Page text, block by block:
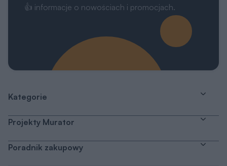
👍 informacje o nowościach i promocjach.
Kategorie
Projekty Murator
Poradnik zakupowy